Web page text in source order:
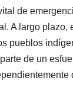
de
A largo plazo,
pueblos
de un